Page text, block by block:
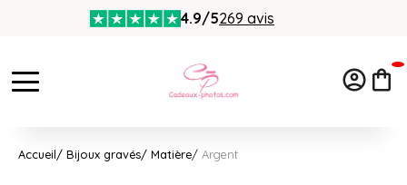
4.9/5269 avis
Accueil Bijoux gravés Matière Argent